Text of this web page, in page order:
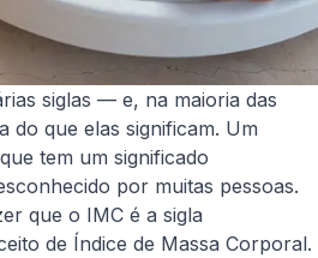
siglas — e, na maioria das
do que elas significam. Um
tem um significado
por muitas pessoas.
que o IMC é a sigla
de Índice de Massa Corporal.